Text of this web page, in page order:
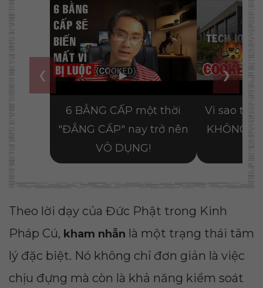
Theo lời dạy của Đức Phật trong Kinh
Pháp Cú, kham nhẫn là một trạng thái tâm
lý đặc biệt. Nó không chỉ đơn giản là việc
chịu đựng mà còn là khả năng kiểm soát